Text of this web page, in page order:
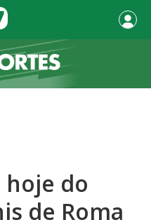
hoje do
de Roma